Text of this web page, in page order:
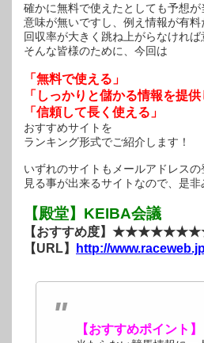
確かに無料で使えたとしても予想
意味が無いですし、例え情報が有料
回収率が大きく跳ね上がらなければ
そんな皆様のために、今回は
「無料で使える」
「しっかりと儲かる情報を提供
「信頼して長く使える」
おすすめサイトを
ランキング形式でご紹介します！
いずれのサイトもメールアドレス
見る事が出来るサイトなので、是非
【殿堂】KEIBA会議
【おすすめ度】
【URL】
http://
【おすすめポイント】